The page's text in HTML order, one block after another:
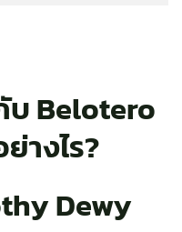
บ Belotero
างไร?
Dewy